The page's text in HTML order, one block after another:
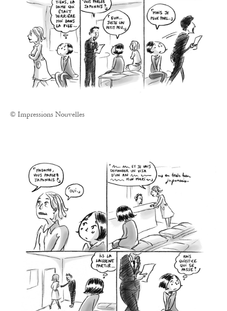
© Impressions Nouvelles